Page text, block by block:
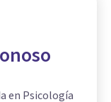
en Psicología